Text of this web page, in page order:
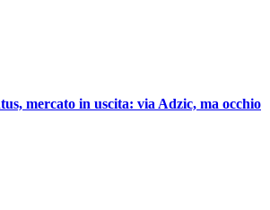
mercato in uscita: via Adzic, ma occhio